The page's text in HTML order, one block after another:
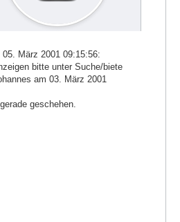
März 2001 09:15:56:
bitte unter Suche/biete
am 03. März 2001
geschehen.